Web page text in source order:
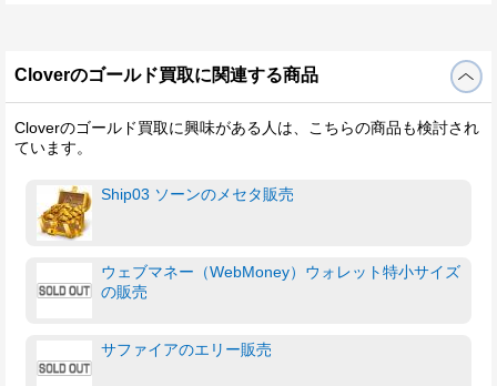
Cloverのゴールド買取に関連する商品
Cloverのゴールド買取に興味がある人は、こちらの商品も検討され
ています。
Ship03 ソーンのメセタ販売
ウェブマネー（WebMoney）ウォレット特小サイズ
の販売
サファイアのエリー販売